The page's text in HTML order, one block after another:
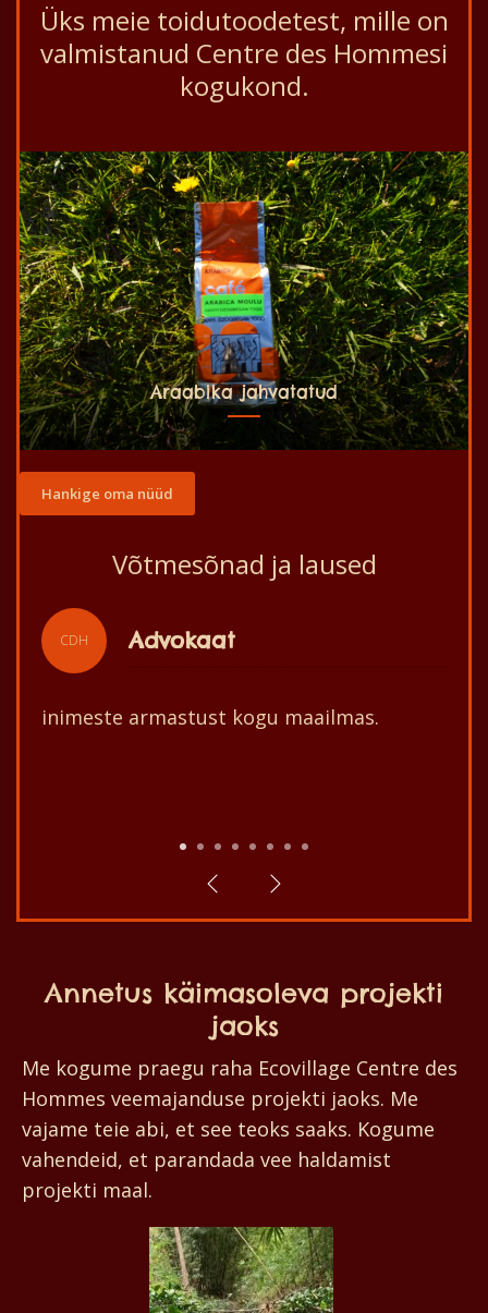
Üks meie toidutoodetest, mille on
valmistanud Centre des Hommesi
kogukond.
Araabika jahvatatud
Hankige oma nüüd
Võtmesõnad ja laused
CDH Loosung
Centre des Hommes seab eesmärgiks
1 2 3 4 5 6 7
Annetus käimasoleva projekti
jaoks
Me kogume praegu raha Ecovillage Centre des
Hommes veemajanduse projekti jaoks. Me
vajame teie abi, et see teoks saaks. Kogume
vahendeid, et parandada vee haldamist
projekti maal.